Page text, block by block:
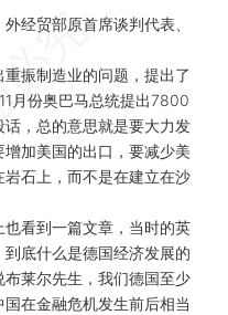
经贸部原首席谈判代表、
振制造业的问题，提出了
月份奥巴马总统提出7800
，总的意思就是要大力发
加美国的出口，要减少美
石上，而不是在建立在沙
看到一篇文章，当时的英
底什么是德国经济发展的
莱尔先生，我们德国至少
在金融危机发生前后相当